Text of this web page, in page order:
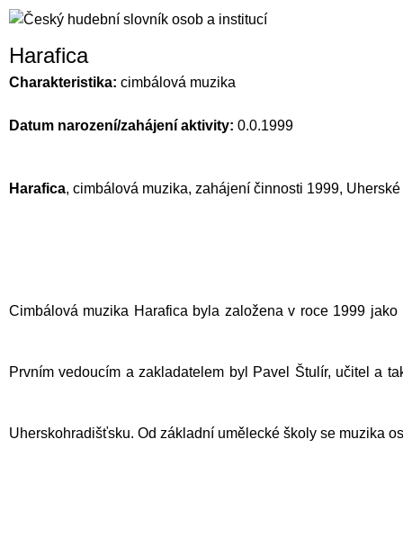
Harafica
Charakteristika: cimbálová muzika
Datum narození/zahájení aktivity: 0.0.1999
Harafica, cimbálová muzika, zahájení činnosti 1999,
Cimbálová muzika Harafica byla založena v roce 1999
Prvním vedoucím a zakladatelem byl Pavel Štulír, učitel a
Uherskohradišťsku. Od základní umělecké školy se muzika